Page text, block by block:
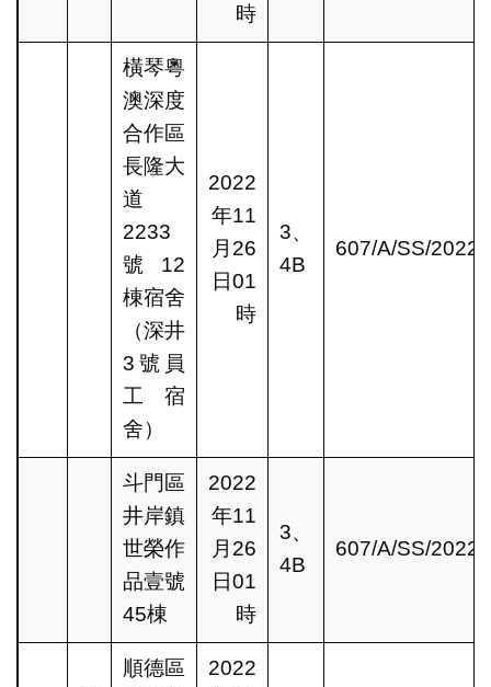
時
橫琴粵
澳深度
合作區
長隆大
道
2233
號12
棟宿舍
（深井
3號員
工宿
舍）
2022
年11
月26
日01
時
3、
4B
607/A/SS/2022
斗門區
井岸鎮
世榮作
品壹號
45棟
2022
年11
月26
日01
時
3、
4B
607/A/SS/2022
順德區
2022